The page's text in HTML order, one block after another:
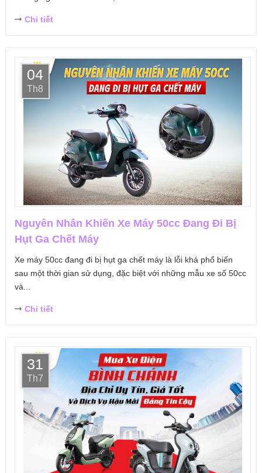
Chi tiết
04
Th8
Nguyên Nhân Khiến Xe Máy 50cc Đang Đi Bị
Hụt Ga Chết Máy
Xe máy 50cc đang đi bị hụt ga chết máy là lỗi khá phổ biến
sau một thời gian sử dụng, đặc biệt với những mẫu xe số 50cc
và...
Chi tiết
31
Th7